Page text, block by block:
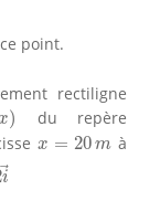
point.
rectiligne
)
) du repère
x = 20 m
x =20m à
i
2i→